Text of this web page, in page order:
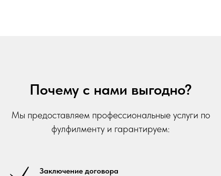
Почему с нами выгодно?
Мы предоставляем профессиональные услуги по
фулфилменту и гарантируем:
Заключение договора